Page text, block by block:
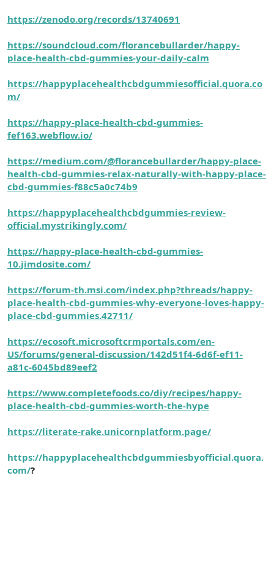
https://zenodo.org/records/13740691
https://soundcloud.com/florancebullarder/happy-
place-health-cbd-gummies-your-daily-calm
https://happyplacehealthcbdgummiesofficial.quora.co
m/
https://happy-place-health-cbd-gummies-
fef163.webflow.io/
https://medium.com/@florancebullarder/happy-place-
health-cbd-gummies-relax-naturally-with-happy-place-
cbd-gummies-f88c5a0c74b9
https://happyplacehealthcbdgummies-review-
official.mystrikingly.com/
https://happy-place-health-cbd-gummies-
10.jimdosite.com/
https://forum-th.msi.com/index.php?threads/happy-
place-health-cbd-gummies-why-everyone-loves-happy-
place-cbd-gummies.42711/
https://ecosoft.microsoftcrmportals.com/en-
US/forums/general-discussion/142d51f4-6d6f-ef11-
a81c-6045bd89eef2
https://www.completefoods.co/diy/recipes/happy-
place-health-cbd-gummies-worth-the-hype
https://literate-rake.unicornplatform.page/
https://happyplacehealthcbdgummiesbyofficial.quora.
com/?